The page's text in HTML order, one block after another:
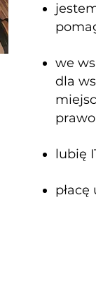
we
dla
lubię